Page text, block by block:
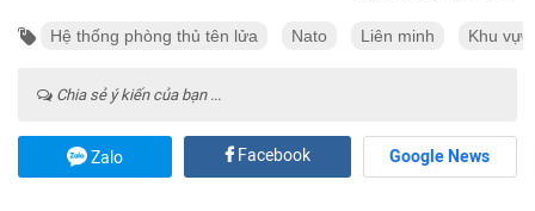
Hệ thống phòng thủ tên lửa Nato Liên minh Khu
Chia sẻ ý kiến của bạn ...
Zalo Facebook Google News